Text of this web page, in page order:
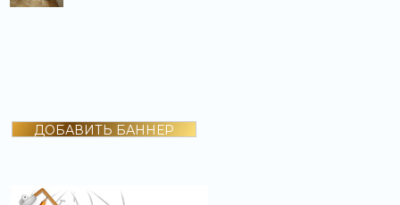
ДОБАВИТЬ БАННЕР